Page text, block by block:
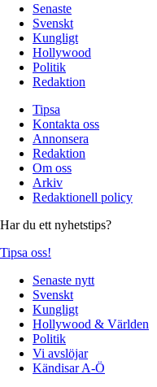
Senaste
Svenskt
Kungligt
Hollywood
Politik
Redaktion
Tipsa
Kontakta oss
Annonsera
Redaktion
Om oss
Arkiv
Redaktionell policy
Har du ett nyhetstips?
Tipsa oss!
Senaste nytt
Svenskt
Kungligt
Hollywood & Världen
Politik
Vi avslöjar
Kändisar A-Ö